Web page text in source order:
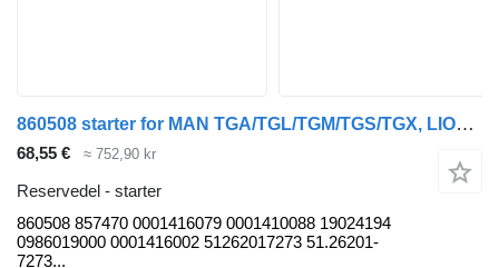
860508 starter for MAN TGA/TGL/TGM/TGS/TGX, LIONS CITY buss
68,55 € ≈ 752,90 kr
Reservedel - starter
860508 857470 0001416079 0001410088 19024194
0986019000 0001416002 51262017273 51.26201-
7273...